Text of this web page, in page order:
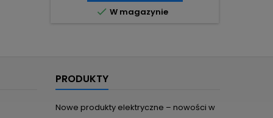
 W magazynie
PRODUKTY
Nowe produkty elektryczne – nowości w